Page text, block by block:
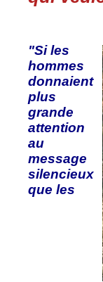
"Si les
hommes
donnaient
plus
grande
attention
au
message
silencieux
que les